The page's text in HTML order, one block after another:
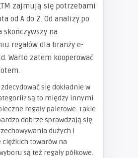
zajmują się potrzebami
od A do Z. Od analizy po
skończywszy na
regałów dla branży e-
Warto zatem kooperować
się dokładnie w
Są to między innymi
regały paletowe. Takie
dobrze sprawdzają się
dużych i
towarów na
są też regały półkowe.